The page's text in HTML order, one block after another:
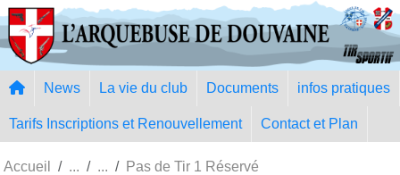
News La vie du club Documents infos pratiques
Tarifs Inscriptions et Renouvellement Contact et Plan
Accueil Pas de Tir 1 Réservé
Panneau de gestion des cookies